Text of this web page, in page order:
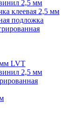
2,5 мм
клеевая 2,5 мм
подложка
LVT
2,5 мм